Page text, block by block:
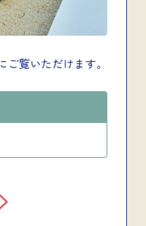
覧いただけます。